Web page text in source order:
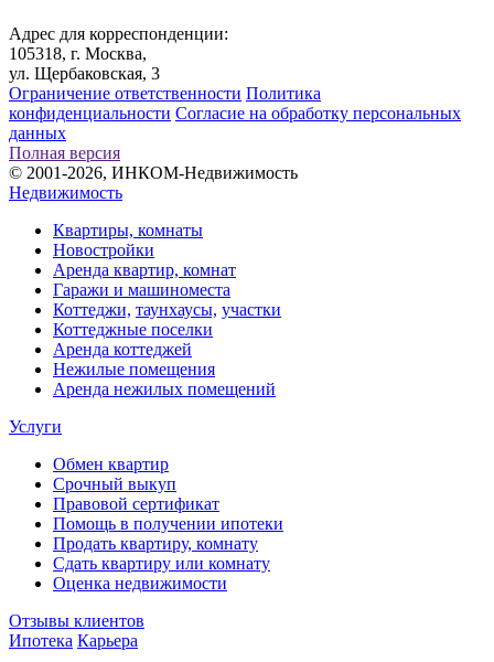
Адрес для корреспонденции:
105318, г. Москва,
ул. Щербаковская, 3
Ограничение ответственности Политика
конфиденциальности Согласие на обработку персональных
данных
Полная версия
© 2001-2026, ИНКОМ-Недвижимость
Недвижимость
Квартиры, комнаты
Новостройки
Аренда квартир, комнат
Гаражи и машиноместа
Коттеджи, таунхаусы, участки
Коттеджные поселки
Аренда коттеджей
Нежилые помещения
Аренда нежилых помещений
Услуги
Обмен квартир
Срочный выкуп
Правовой сертификат
Помощь в получении ипотеки
Продать квартиру, комнату
Сдать квартиру или комнату
Оценка недвижимости
Отзывы клиентов
Ипотека Карьера